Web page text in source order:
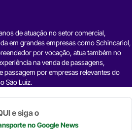
a
m
p
p
n
k
de atuação no setor comercial,
em grandes empresas como Schincariol,
por vocação, atua também no
na venda de passagens,
passagem por empresas relevantes do
São Luiz.
e siga o
no Google News